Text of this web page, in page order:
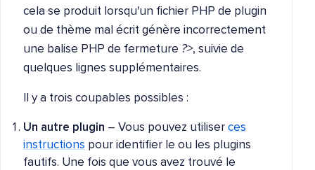
cela se produit lorsqu'un fichier PHP de plugin
ou de thème mal écrit génère incorrectement
une balise PHP de fermeture ?>, suivie de
quelques lignes supplémentaires.
Il y a trois coupables possibles :
Un autre plugin – Vous pouvez utiliser ces
instructions pour identifier le ou les plugins
fautifs. Une fois que vous avez trouvé le